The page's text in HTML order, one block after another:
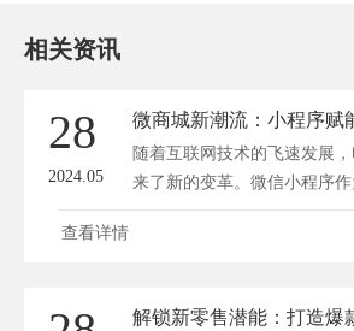
相关资讯
28
2024.05
随着互联网技术的飞速发展
来了新的变革。微信小程序
查看详情